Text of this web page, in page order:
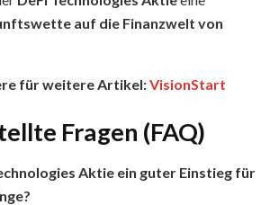
auf die Finanzwelt von
für weitere Artikel:VisionStart
Fragen (FAQ)
Aktie ein guter Einstieg für